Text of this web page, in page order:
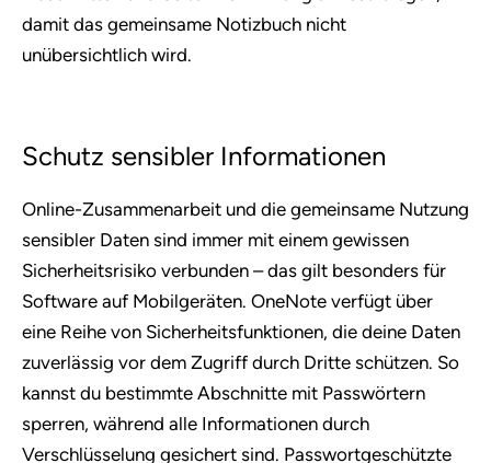
damit das gemeinsame Notizbuch nicht
unübersichtlich wird.
Schutz sensibler Informationen
Online-Zusammenarbeit und die gemeinsame Nutzung
sensibler Daten sind immer mit einem gewissen
Sicherheitsrisiko verbunden – das gilt besonders für
Software auf Mobilgeräten. OneNote verfügt über
eine Reihe von Sicherheitsfunktionen, die deine Daten
zuverlässig vor dem Zugriff durch Dritte schützen. So
kannst du bestimmte Abschnitte mit Passwörtern
sperren, während alle Informationen durch
Verschlüsselung gesichert sind. Passwortgeschützte